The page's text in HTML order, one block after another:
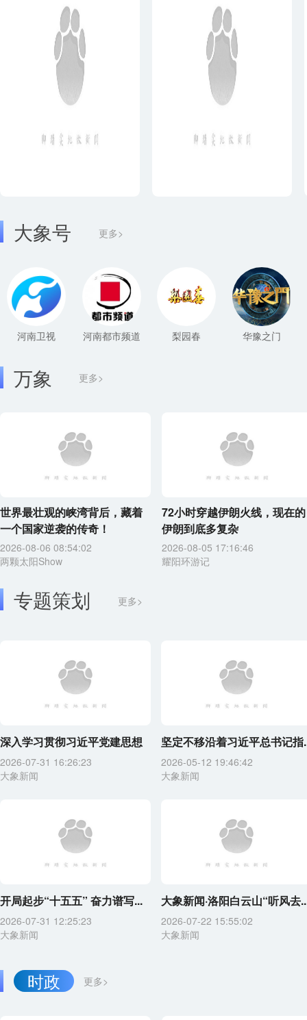
大象号 更多>
河南卫视 河南都市频道 梨园春 华豫之门
更多>
万象
世界最壮观的峡湾背后，藏着
一个国家逆袭的传奇！
2026-08-06 08:54:02
两颗太阳Show
72小时穿越伊朗火线，现在的
伊朗到底多复杂
2026-08-05 17:16:46
耀阳环游记
专题策划 更多>
深入学习贯彻习近平党建思想
2026-07-31 16:26:23
大象新闻
坚定不移沿着习近平总书记指
2026-05-12 19:46:42
大象新闻
开局起步“十五五” 奋力谱写...
2026-07-31 12:25:23
大象新闻
大象新闻·洛阳白云山“听风去
2026-07-22 15:55:02
大象新闻
更多>
时政